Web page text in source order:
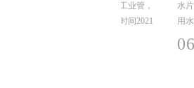
水片区（龙城街道
用水系统，我们供
DN15-50，材质是
2022-04